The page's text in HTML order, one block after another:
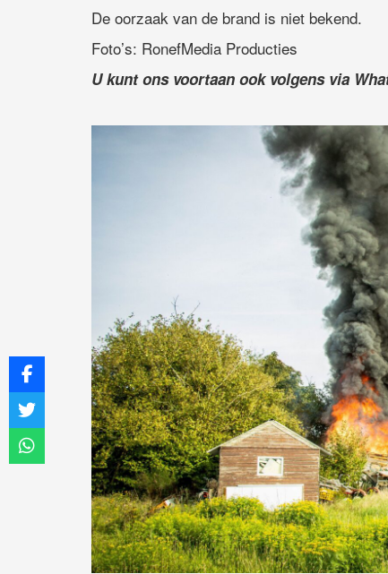
De oorzaak van de brand is niet bekend.
Foto’s: RonefMedia Producties
U kunt ons voortaan ook volgens via